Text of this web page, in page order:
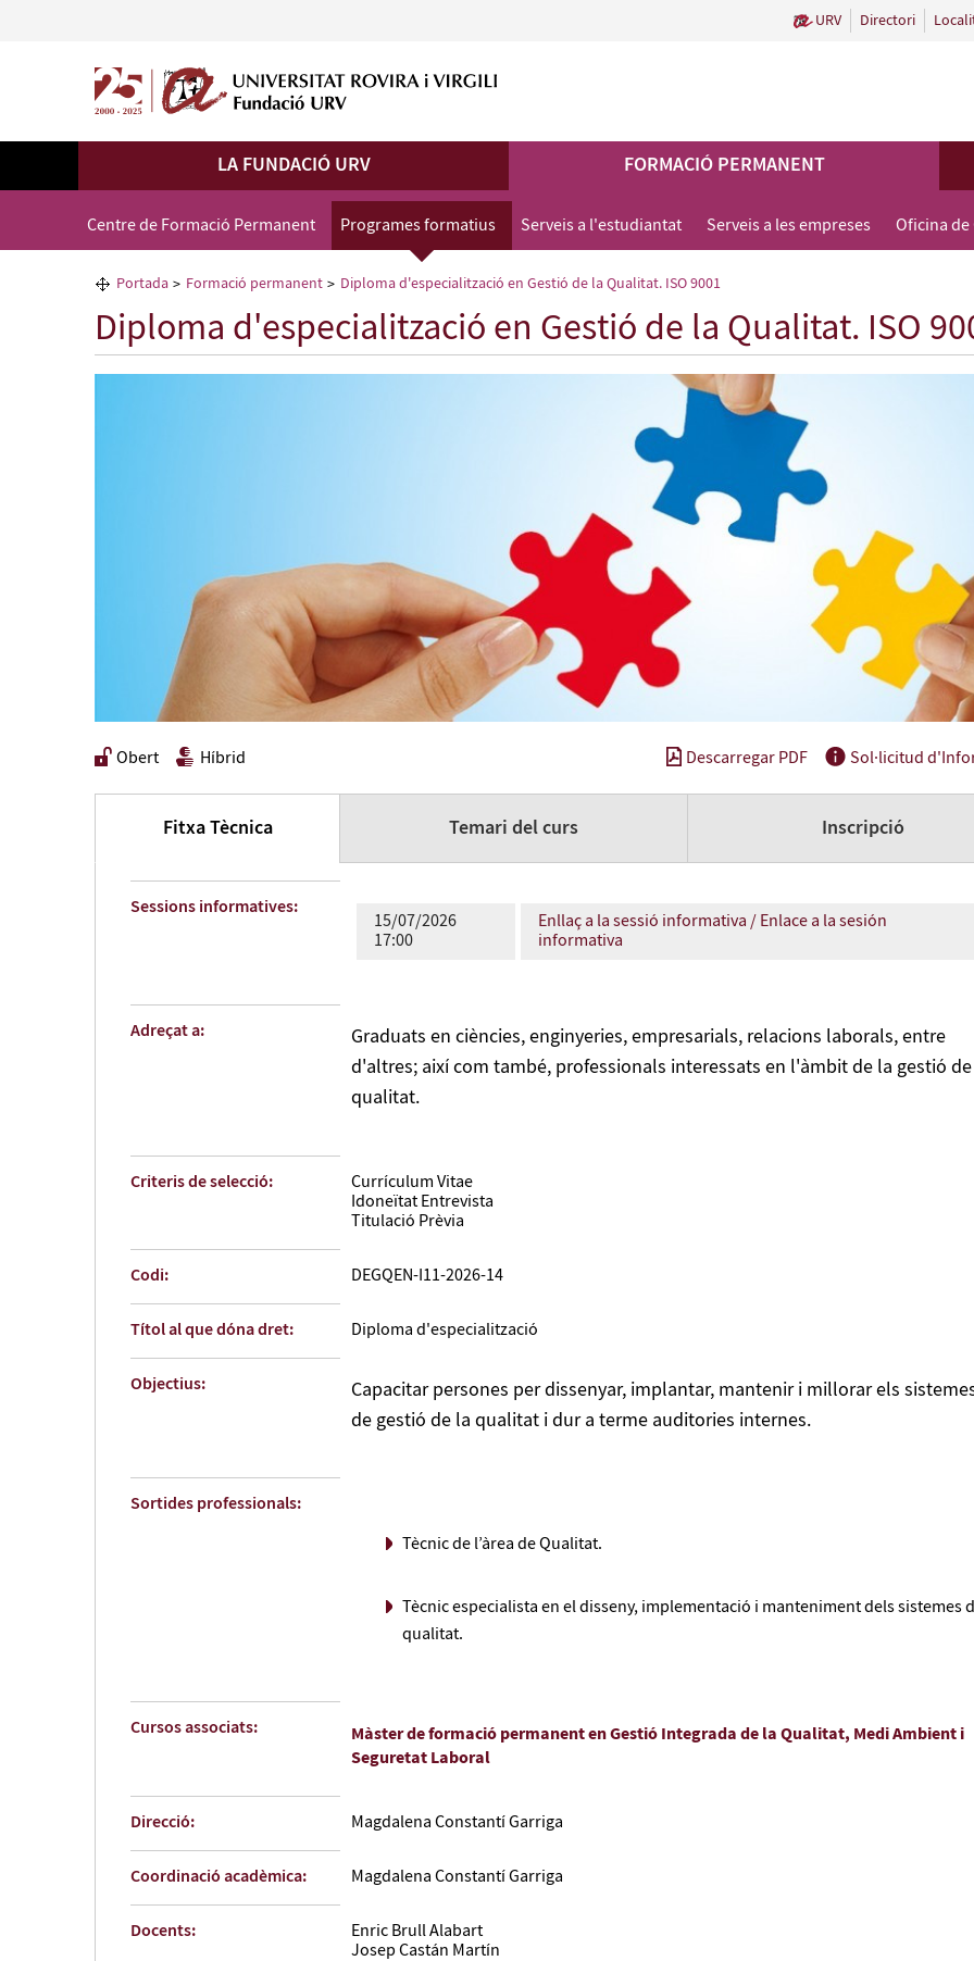
URV Directori
LA FUNDACIÓ URV FORMACIÓ PERMANENT
Centre de Formació Permanent Programes formatius Serveis a l'estudiantat Serveis a les empreses Oficina de
Portada Formació permanent Diploma d'especialització en Gestió de la Qualitat. ISO 9001
Diploma d'especialització en Gestió de la Qualitat. ISO
Obert Híbrid Descarregar PDF Sol·licitud
Fitxa Tècnica
Sessions informatives:
15/07/2026
17:00
Enllaç a la sessió informativa / Enlace a la sesión
informativa
Adreçat a:
Graduats en ciències, enginyeries, empresarials, relacions laborals, entre
d'altres; així com també, professionals interessats en l'àmbit de la gestió
qualitat.
Criteris de selecció:
Currículum Vitae
Idoneïtat Entrevista
Titulació Prèvia
Codi: DEGQEN-I11-2026-14
Títol al que dóna dret: Diploma d'especialització
Objectius:
Capacitar persones per dissenyar, implantar, mantenir i millorar els
de gestió de la qualitat i dur a terme auditories internes.
Sortides professionals:
Tècnic de l’àrea de Qualitat.
Tècnic especialista en el disseny, implementació i manteniment dels sistemes
qualitat.
Cursos associats:
Màster de formació permanent en Gestió Integrada de la Qualitat, Medi Ambient i
Seguretat Laboral
Direcció: Magdalena Constantí Garriga
Coordinació acadèmica: Magdalena Constantí Garriga
Docents:
Enric Brull Alabart
Josep Castán Martín
Temari del curs Inscripció